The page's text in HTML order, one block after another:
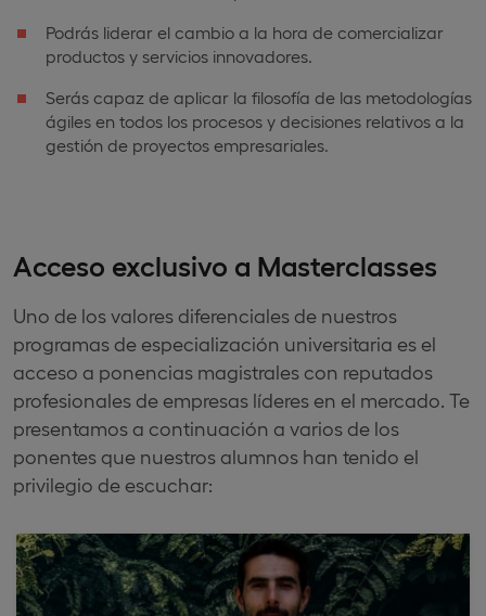
Podrás liderar el cambio a la hora de comercializar
productos y servicios innovadores.
Serás capaz de aplicar la filosofía de las metodologías
ágiles en todos los procesos y decisiones relativos a la
gestión de proyectos empresariales.
Acceso exclusivo a Masterclasses
Uno de los valores diferenciales de nuestros
programas de especialización universitaria es el
acceso a ponencias magistrales con reputados
profesionales de empresas líderes en el mercado. Te
presentamos a continuación a varios de los
ponentes que nuestros alumnos han tenido el
privilegio de escuchar: